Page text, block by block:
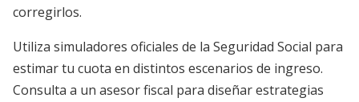
corregirlos.
Utiliza simuladores oficiales de la Seguridad Social para
estimar tu cuota en distintos escenarios de ingreso.
Consulta a un asesor fiscal para diseñar estrategias